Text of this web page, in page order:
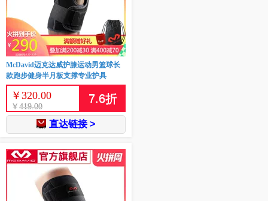
McDavid迈克达威护膝运动男篮球长
款跑步健身半月板支撑专业护具
￥ 320.00
￥ 419.00
7.6折
直达链接 >